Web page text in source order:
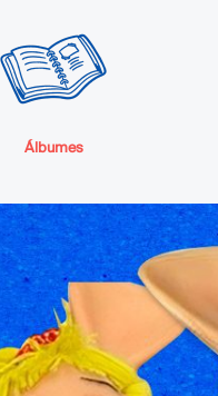
Álbumes